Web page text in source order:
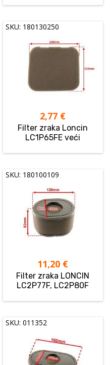
SKU: 180130250
2,77 €
Filter zraka Loncin
LC1P65FE veći
SKU: 180100109
11,20 €
Filter zraka LONCIN
LC2P77F, LC2P80F
SKU: 011352